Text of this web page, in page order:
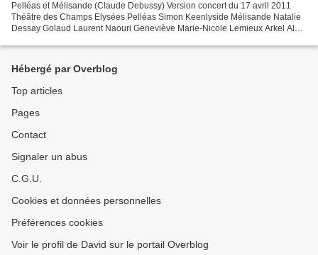
Pelléas et Mélisande (Claude Debussy) Version concert du 17 avril 2011
Théâtre des Champs Elysées Pelléas Simon Keenlyside Mélisande Natalie
Dessay Golaud Laurent Naouri Geneviève Marie-Nicole Lemieux Arkel Alain
Hébergé par Overblog
Top articles
Pages
Contact
Signaler un abus
C.G.U.
Cookies et données personnelles
Préférences cookies
Voir le profil de David sur le portail Overblog